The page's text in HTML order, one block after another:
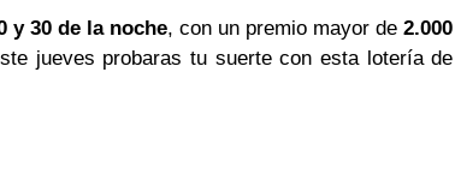
y 30 de la noche, con un premio mayor de2.000
jueves probaras tu suerte con esta lotería de